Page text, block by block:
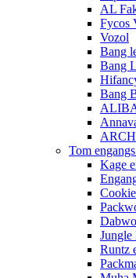
AL
Fycos
Vozol
Bang
Bang
Bang
Tom
Kage
Jungle
Runtz